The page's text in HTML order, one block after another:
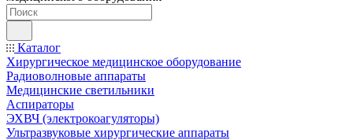
Каталог
Хирургическое медицинское оборудование
Радиоволновые аппараты
Медицинские светильники
Аспираторы
ЭХВЧ (электрокоагуляторы)
Ультразвуковые хирургические аппараты